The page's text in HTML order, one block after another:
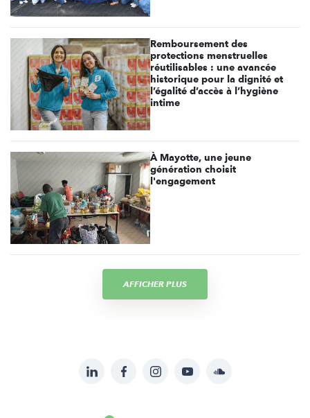
Remboursement des
protections menstruelles
réutilisables : une avancée
historique pour la dignité et
l’égalité d’accès à l’hygiène
intime
À Mayotte, une jeune
génération choisit
l'engagement
AFFICHER PLUS
LinkedInFacebookInstagramYouTubeSoundcloud